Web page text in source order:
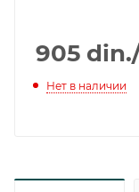
905 din.
Нет в наличии